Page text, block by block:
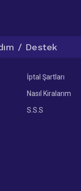
/ Destek
İptal Şartları
Nasıl Kiralarım
S.S.S